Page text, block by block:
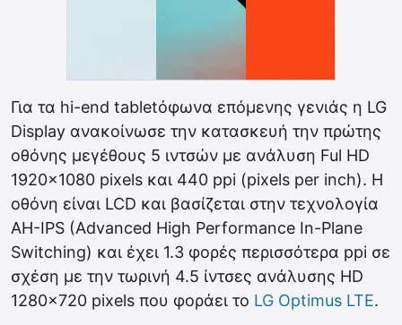
Για τα hi-end tabletόφωνα επόμενης γενιάς η LG
Display ανακοίνωσε την κατασκευή την πρώτης
οθόνης μεγέθους 5 ιντσών με ανάλυση Ful HD
1920×1080 pixels και 440 ppi (pixels per inch). Η
οθόνη είναι LCD και βασίζεται στην τεχνολογία
AH-IPS (Advanced High Performance In-Plane
Switching) και έχει 1.3 φορές περισσότερα ppi σε
σχέση με την τωρινή 4.5 ίντσες ανάλυσης HD
1280×720 pixels που φοράει το LG Optimus LTE.